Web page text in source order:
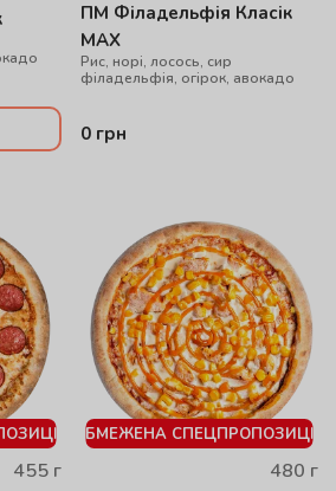
ПМ Філадельфія Класік
MAX
Рис, норі, лосось, сир
філадельфія, огірок, авокадо
0 грн
455 г
ОБМЕЖЕНА СПЕЦПРОПОЗИЦІЯ
480 г